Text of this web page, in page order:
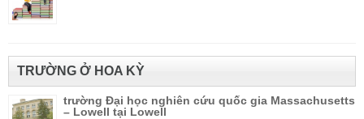
TRƯỜNG Ở HOA KỲ
trường Đại học nghiên cứu quốc gia Massachusetts
– Lowell tại Lowell